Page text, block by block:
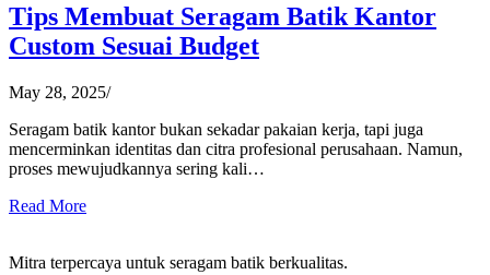
Tips Membuat Seragam Batik Kantor
Custom Sesuai Budget
May 28, 2025/
Seragam batik kantor bukan sekadar pakaian kerja, tapi juga
mencerminkan identitas dan citra profesional perusahaan. Namun,
proses mewujudkannya sering kali…
Read More
Mitra terpercaya untuk seragam batik berkualitas.